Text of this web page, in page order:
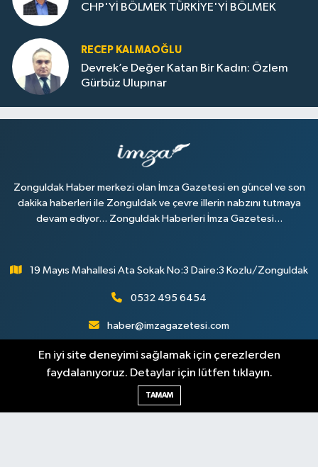
CHP'Yİ BÖLMEK TÜRKİYE'Yİ BÖLMEK
RECEP KALMAOĞLU
Devrek’e Değer Katan Bir Kadın: Özlem
Gürbüz Ulupınar
Zonguldak Haber merkezi olan İmza Gazetesi en güncel ve son
dakika haberleri ile Zonguldak ve çevre illerin nabzını tutmaya
devam ediyor... Zonguldak Haberleri İmza Gazetesi...
19 Mayıs Mahallesi Ata Sokak No:3 Daire:3 Kozlu/Zonguldak
0532 495 6454
haber@imzagazetesi.com
En iyi site deneyimi sağlamak için çerezlerden
faydalanıyoruz. Detaylar için lütfen tıklayın.
TAMAM